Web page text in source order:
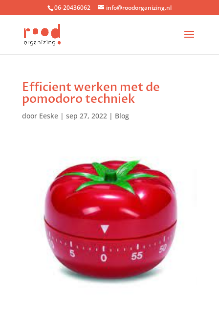
06-20436062 info@roodorganizing.nl
Efficient werken met de
pomodoro techniek
door Eeske| sep 27, 2022| Blog